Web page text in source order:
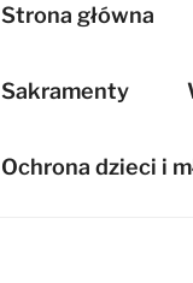
Strona główna
Sakramenty
Ochrona dzieci i